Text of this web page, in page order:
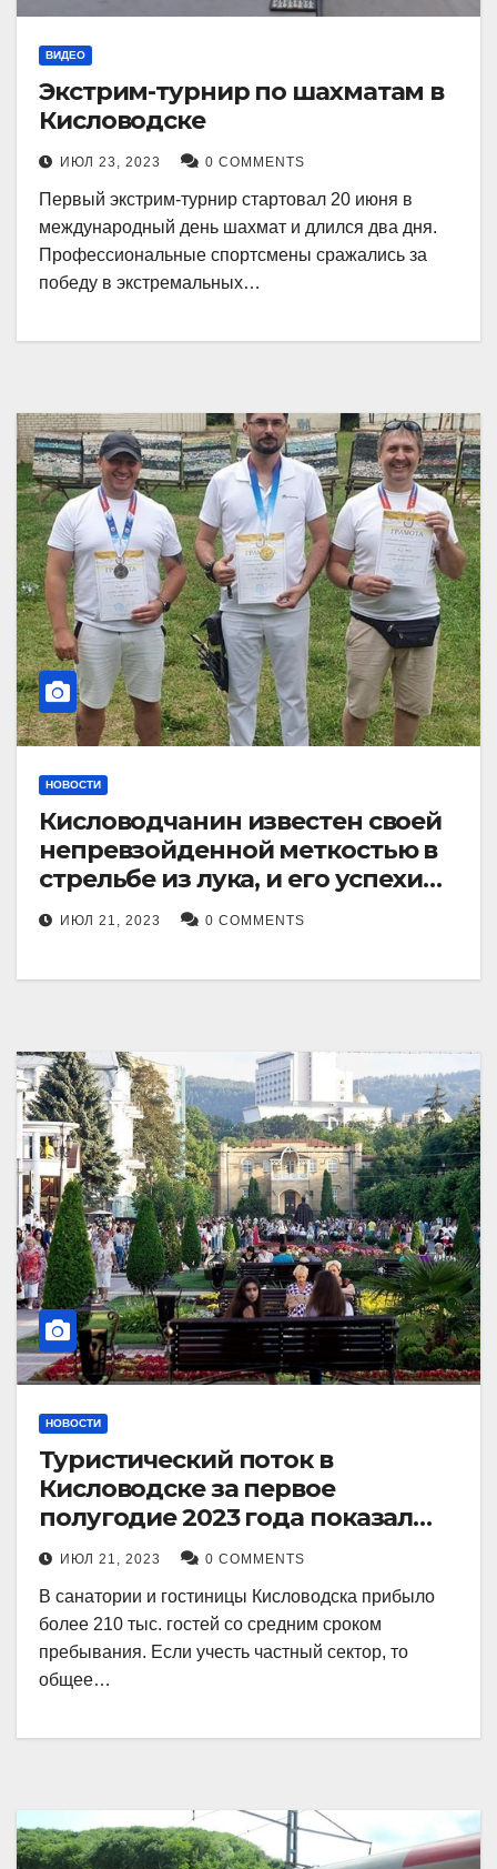
ВИДЕО
Экстрим-турнир по шахматам в
Кисловодске
ИЮЛ 23, 2023 0 COMMENTS
Первый экстрим-турнир стартовал 20 июня в
международный день шахмат и длился два дня.
Профессиональные спортсмены сражались за
победу в экстремальных…
НОВОСТИ
Кисловодчанин известен своей
непревзойденной меткостью в
стрельбе из лука, и его успехи
прославили его в
Ставропольском крае.
ИЮЛ 21, 2023 0 COMMENTS
НОВОСТИ
Туристический поток в
Кисловодске за первое
полугодие 2023 года показал
рекордный рост в 21 процент.
ИЮЛ 21, 2023 0 COMMENTS
В санатории и гостиницы Кисловодска прибыло
более 210 тыс. гостей со средним сроком
пребывания. Если учесть частный сектор, то
общее…